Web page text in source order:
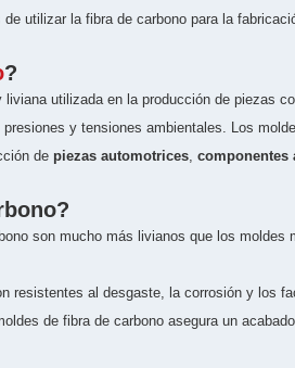
utilizar la fibra de carbono para la
?
liviana utilizada en la producción de piezas
y tensiones ambientales. Los
de piezas automotrices, componentes
son mucho más livianos que los
resistentes al desgaste, la corrosión y los
de fibra de carbono asegura un